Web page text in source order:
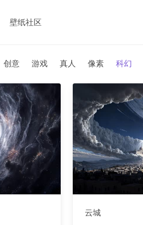
壁纸社区
创意 游戏 真人 像素 科幻
云城